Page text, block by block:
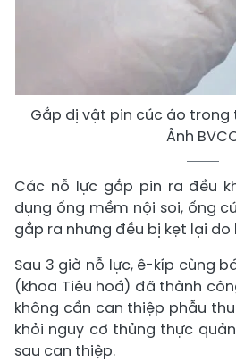
Gắp dị vật pin cúc áo trong
Ảnh
Các nỗ lực gắp pin ra đều
dụng ống mềm nội soi, ống
gắp ra nhưng đều bị kẹt lại do
Sau 3 giờ nỗ lực, ê-kíp cùng
(khoa Tiêu hoá) đã thành
không cần can thiệp phẫu
khỏi nguy cơ thủng thực
sau can thiệp.